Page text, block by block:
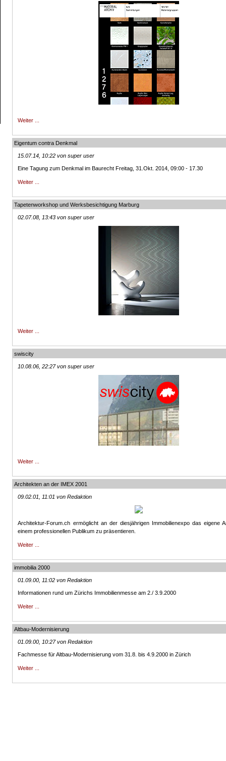
Weiter ...
Eigentum contra Denkmal
15.07.14, 10:22 von super user
Eine Tagung zum Denkmal im Baurecht Freitag, 31.Okt. 2014, 09:00 - 17.30
Weiter ...
Tapetenworkshop und Werksbesichtigung Marburg
02.07.08, 13:43 von super user
Weiter ...
swiscity
10.08.06, 22:27 von super user
Weiter ...
Architekten an der IMEX 2001
09.02.01, 11:01 von Redaktion
Architektur-Forum.ch ermöglicht an der diesjährigen Immobilienexpo das eigene
einem professionellen Publikum zu präsentieren.
Weiter ...
immobilia 2000
01.09.00, 11:02 von Redaktion
Informationen rund um Zürichs Immobilienmesse am 2./ 3.9.2000
Weiter ...
Altbau-Modernisierung
01.09.00, 10:27 von Redaktion
Fachmesse für Altbau-Modernisierung vom 31.8. bis 4.9.2000 in Zürich
Weiter ...